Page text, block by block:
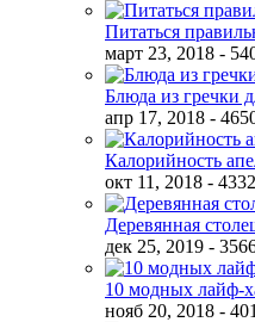
Питаться
март 23, 2018 -
Блюда из гречки
апр 17, 2018 -
Калорийность
окт 11, 2018 -
Деревянная
дек 25, 2019 -
10 модных лайф-
нояб 20, 2018 -